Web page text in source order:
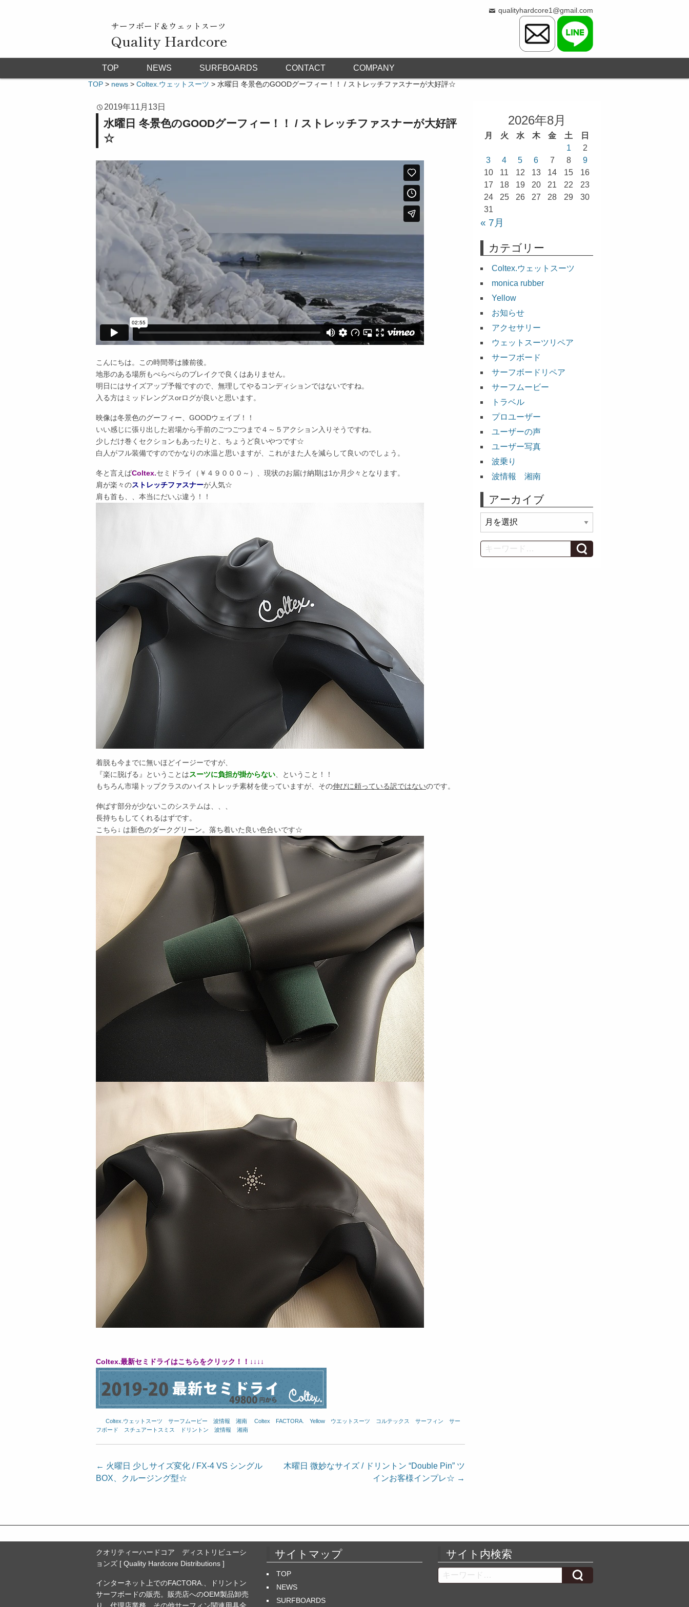
サーフボード＆ウェットスーツ
Quality Hardcore
qualityhardcore1@gmail.com
TOP NEWS SURFBOARDS CONTACT COMPANY
TOP > news > Coltex.ウェットスーツ > 水曜日 冬景色のGOODグーフィー！！ / ストレッチファスナーが大好評☆
2019年11月13日
水曜日 冬景色のGOODグーフィー！！ / ストレッチファスナーが大好評
☆
こんにちは。この時間帯は膝前後。
地形のある場所もぺらぺらのブレイクで良くはありません。
明日にはサイズアップ予報ですので、無理してやるコンディションではないですね。
入る方はミッドレングスorログが良いと思います。
映像は冬景色のグーフィー、GOODウェイブ！！
いい感じに張り出した岩場から手前のごつごつまで４～５アクション入りそうですね。
少しだけ巻くセクションもあったりと、ちょうど良いやつです☆
白人がフル装備ですのでかなりの水温と思いますが、これがまた人を減らして良いのでしょう。
冬と言えばColtex.セミドライ（￥４９０００～）、現状のお届け納期は1か月少々となります。
肩が楽々のストレッチファスナーが人気☆
肩も首も、、本当にだいぶ違う！！
着脱も今までに無いほどイージーですが、
『楽に脱げる』ということはスーツに負担が掛からない、ということ！！
もちろん市場トップクラスのハイストレッチ素材を使っていますが、その伸びに頼っている訳ではないのです。
伸ばす部分が少ないこのシステムは、、、
長持ちもしてくれるはずです。
こちら↓ は新色のダークグリーン。落ち着いた良い色合いです☆
Coltex.最新セミドライはこちらをクリック！！ ↓↓↓↓
Coltex.ウェットスーツ サーフムービー 波情報 湘南 Coltex FACTORA. Yellow ウエットスーツ コルテックス サーフィン
サー
フボード
スチュアートスミス ドリントン 波情報 湘南
投
稿
ゲ
ー
シ
ン
← 火曜日 少しサイズ変化 / FX-4 VS シングル
BOX、クルージング型☆
木曜日 微妙なサイズ / ドリントン “Double Pin” ツ
インお客様インプレ☆ →
2026年8月
月 火 水 木 金 土
日
1
2
3
4 5 6 7 8
9
10
11 12 13 14 15
16
17
18 19 20 21 22
23
24
25 26 27 28 29
30
31
« 7月
カテゴリー
Coltex.ウェットスーツ
monica rubber
Yellow
お知らせ
アクセサリー
ウェットスーツリペア
サーフボード
サーフボードリペア
サーフムービー
トラベル
プロユーザー
ユーザーの声
ユーザー写真
波乗り
波情報 湘南
アーカイブ
ー
カ
イ
Search
クオリティーハードコア ディストリビューシ
ョンズ [ Quality Hardcore Distributions ]
インターネット上でのFACTORA.、ドリントン
サーフボードの販売。販売店へのOEM製品卸売
サイトマップ
TOP
NEWS
SURFBOARDS
サイト内検索
Search